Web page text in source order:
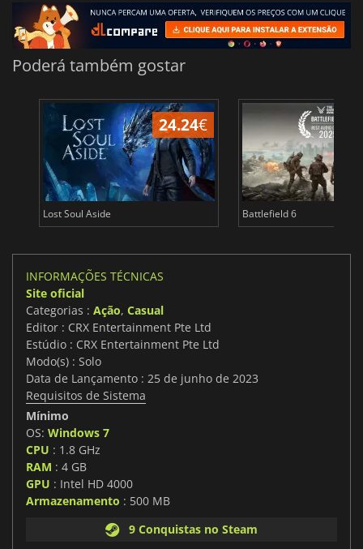
Poderá também gostar
24.24€
Lost Soul Aside Battlefield 6
INFORMAÇÕES TÉCNICAS
Site oficial
Categorias : Ação, Casual
Editor : CRX Entertainment Pte Ltd
Estúdio : CRX Entertainment Pte Ltd
Modo(s) : Solo
Data de Lançamento : 25 de junho de 2023
Requisitos de Sistema
Mínimo
OS: Windows 7
CPU : 1.8 GHz
RAM : 4 GB
GPU : Intel HD 4000
Armazenamento : 500 MB
9 Conquistas no Steam